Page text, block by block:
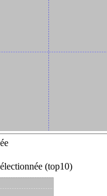
(top10)